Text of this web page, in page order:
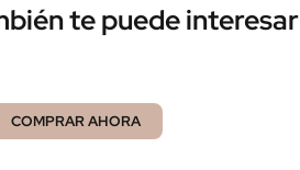
te puede interesar
COMPRAR AHORA